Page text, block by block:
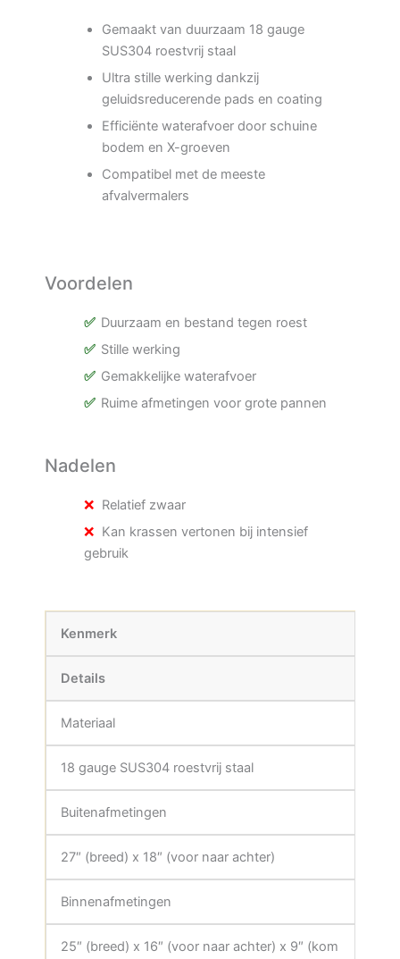
Gemaakt van duurzaam 18 gauge
SUS304 roestvrij staal
Ultra stille werking dankzij
geluidsreducerende pads en coating
Efficiënte waterafvoer door schuine
bodem en X-groeven
Compatibel met de meeste
afvalvermalers
Voordelen
Duurzaam en bestand tegen roest
Stille werking
Gemakkelijke waterafvoer
Ruime afmetingen voor grote pannen
Nadelen
Relatief zwaar
Kan krassen vertonen bij intensief
gebruik
Kenmerk
Details
Materiaal
18 gauge SUS304 roestvrij staal
Buitenafmetingen
27″ (breed) x 18″ (voor naar achter)
Binnenafmetingen
25″ (breed) x 16″ (voor naar achter) x 9″ (kom